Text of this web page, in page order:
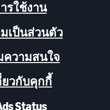
รใช้งาน
เป็นส่วนตัว
วามสนใจ
ยวกับคุกกี้
Status